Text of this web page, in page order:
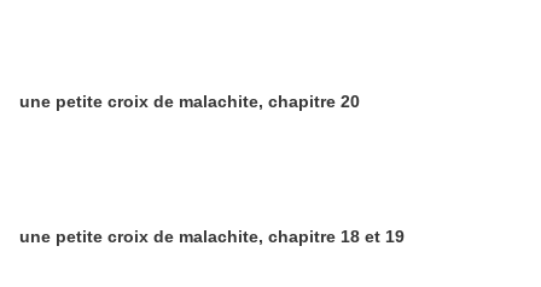
une petite croix de malachite, chapitre 20
une petite croix de malachite, chapitre 18 et 19